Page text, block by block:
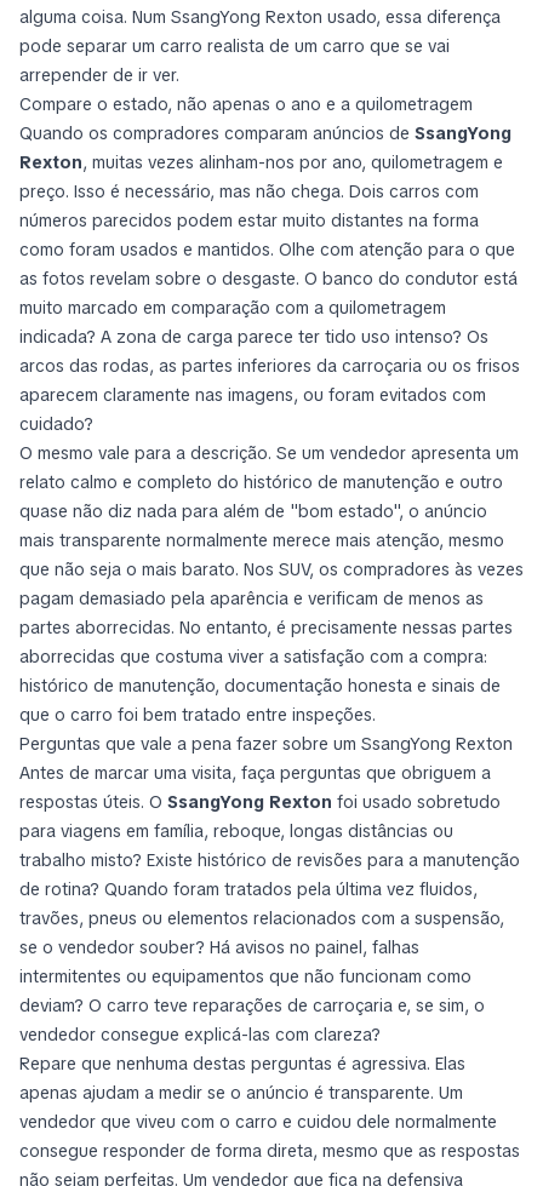
alguma coisa. Num SsangYong Rexton usado, essa diferença
pode separar um carro realista de um carro que se vai
arrepender de ir ver.
Compare o estado, não apenas o ano e a quilometragem
Quando os compradores comparam anúncios de SsangYong
Rexton, muitas vezes alinham-nos por ano, quilometragem e
preço. Isso é necessário, mas não chega. Dois carros com
números parecidos podem estar muito distantes na forma
como foram usados e mantidos. Olhe com atenção para o que
as fotos revelam sobre o desgaste. O banco do condutor está
muito marcado em comparação com a quilometragem
indicada? A zona de carga parece ter tido uso intenso? Os
arcos das rodas, as partes inferiores da carroçaria ou os frisos
aparecem claramente nas imagens, ou foram evitados com
cuidado?
O mesmo vale para a descrição. Se um vendedor apresenta um
relato calmo e completo do histórico de manutenção e outro
quase não diz nada para além de "bom estado", o anúncio
mais transparente normalmente merece mais atenção, mesmo
que não seja o mais barato. Nos SUV, os compradores às vezes
pagam demasiado pela aparência e verificam de menos as
partes aborrecidas. No entanto, é precisamente nessas partes
aborrecidas que costuma viver a satisfação com a compra:
histórico de manutenção, documentação honesta e sinais de
que o carro foi bem tratado entre inspeções.
Perguntas que vale a pena fazer sobre um SsangYong Rexton
Antes de marcar uma visita, faça perguntas que obriguem a
respostas úteis. O SsangYong Rexton foi usado sobretudo
para viagens em família, reboque, longas distâncias ou
trabalho misto? Existe histórico de revisões para a manutenção
de rotina? Quando foram tratados pela última vez fluidos,
travões, pneus ou elementos relacionados com a suspensão,
se o vendedor souber? Há avisos no painel, falhas
intermitentes ou equipamentos que não funcionam como
deviam? O carro teve reparações de carroçaria e, se sim, o
vendedor consegue explicá-las com clareza?
Repare que nenhuma destas perguntas é agressiva. Elas
apenas ajudam a medir se o anúncio é transparente. Um
vendedor que viveu com o carro e cuidou dele normalmente
consegue responder de forma direta, mesmo que as respostas
não sejam perfeitas. Um vendedor que fica na defensiva